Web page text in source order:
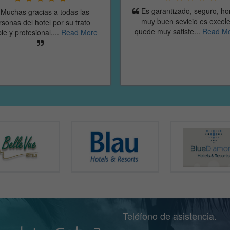
garantizado, seguro, honesto,
buen sevicio es excelente
muy satisfe...
Read More
I definitely recommend
agency for any booking of
Teléfono de asistencia.